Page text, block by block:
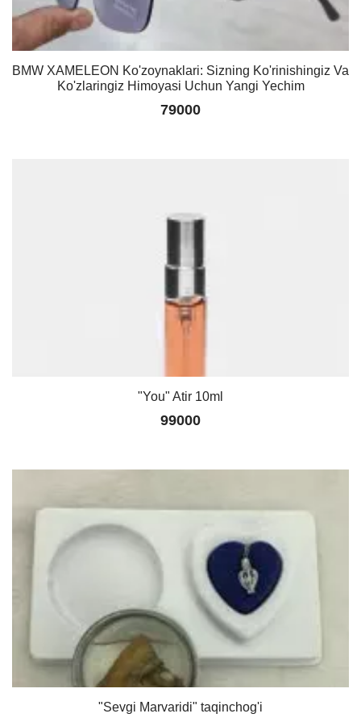
BMW XAMELEON Ko'zoynaklari: Sizning Ko'rinishingiz Va
Ko'zlaringiz Himoyasi Uchun Yangi Yechim
79000
"You" Atir 10ml
99000
"Sevgi Marvaridi" taqinchog'i